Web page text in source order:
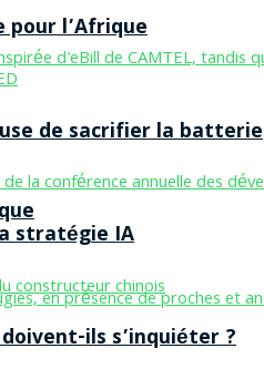
pour l’Afrique
de sacrifier la batterie
stratégie IA
doivent-ils s’inquiéter ?